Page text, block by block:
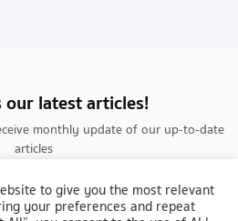
our latest articles!
monthly update of our up-to-date
articles
to give you the most relevant
your preferences and repeat